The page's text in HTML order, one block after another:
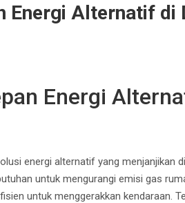
Energi Alternatif di
Energi
energi alternatif yang menjanjikan
untuk mengurangi emisi gas
untuk menggerakkan kendaraan.